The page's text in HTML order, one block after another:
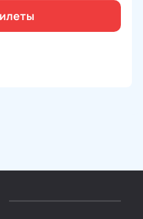
поле, а также
обеспечат